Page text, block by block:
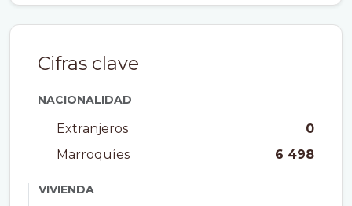
Cifras clave
NACIONALIDAD
Extranjeros
0
Marroquíes
6 498
VIVIENDA